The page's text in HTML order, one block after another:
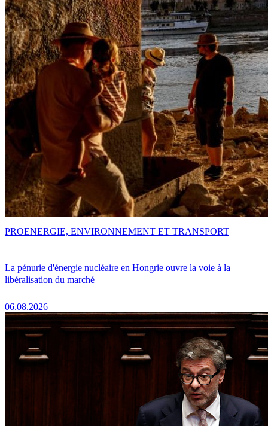
La pénurie d'énergie nucléaire en Hongrie ouvre la voie à la
libéralisation du marché
06.08.2026
PROENERGIE, ENVIRONNEMENT ET TRANSPORT